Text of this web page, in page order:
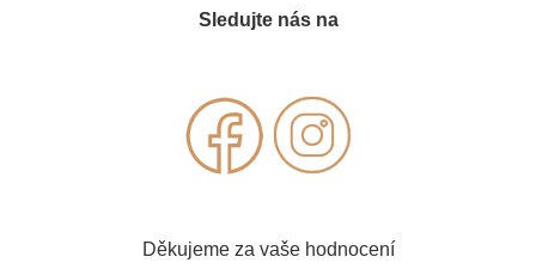
Sledujte nás na
Děkujeme za vaše hodnocení